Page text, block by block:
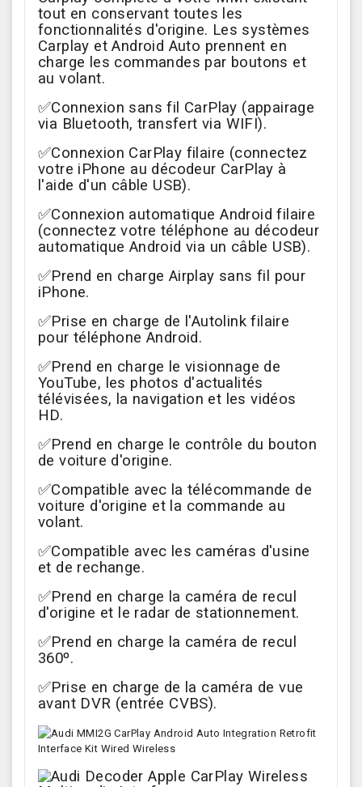
tout en conservant toutes les
fonctionnalités d'origine. Les systèmes
Carplay et Android Auto prennent en
charge les commandes par boutons et
au volant.
✅Connexion sans fil CarPlay (appairage
via Bluetooth, transfert via WIFI).
✅Connexion CarPlay filaire (connectez
votre iPhone au décodeur CarPlay à
l'aide d'un câble USB).
✅Connexion automatique Android filaire
(connectez votre téléphone au décodeur
automatique Android via un câble USB).
✅Prend en charge Airplay sans fil pour
iPhone.
✅Prise en charge de l'Autolink filaire
pour téléphone Android.
✅Prend en charge le visionnage de
YouTube, les photos d'actualités
télévisées, la navigation et les vidéos
HD.
✅Prend en charge le contrôle du bouton
de voiture d'origine.
✅Compatible avec la télécommande de
voiture d'origine et la commande au
volant.
✅Compatible avec les caméras d'usine
et de rechange.
✅Prend en charge la caméra de recul
d'origine et le radar de stationnement.
✅Prend en charge la caméra de recul
360º.
✅Prise en charge de la caméra de vue
avant DVR (entrée CVBS).